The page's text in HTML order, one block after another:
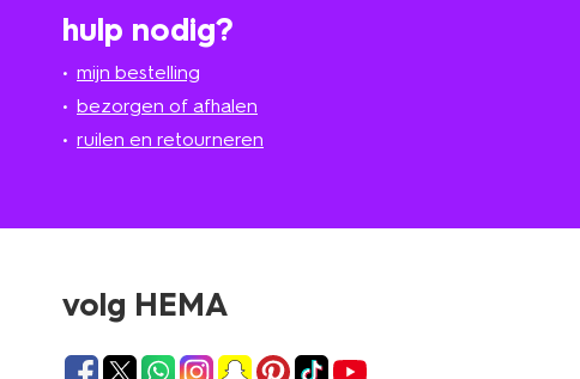
hulp nodig?
mijn bestelling
bezorgen of afhalen
ruilen en retourneren
volg HEMA